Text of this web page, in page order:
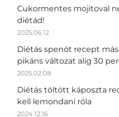
Cukormentes mojitoval
diétád!
2025.06.12
Diétás spenót recept
pikáns változat alig 30
2025.02.08
Diétás töltött káposzta
kell lemondani róla
2024.12.16